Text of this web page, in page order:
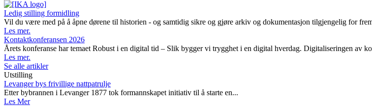
Ledig stilling formidling
Vil du være med på å åpne dørene til historien - og samtidig sikre og gjøre arkiv og dokumentasjon tilgjengelig for
Les mer.
Kontaktkonferansen 2026
Årets konferanse har temaet Robust i en digital tid – Slik bygger vi trygghet i en digital hverdag. Digitaliseringen av
Les mer.
Se alle artikler
Utstilling
Levanger bys frivillige nattpatrulje
Etter bybrannen i Levanger 1877 tok formannskapet initiativ til å starte en...
Les Mer